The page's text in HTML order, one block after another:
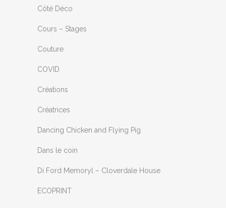
Côté Déco
Cours – Stages
Couture
COVID
Créations
Créatrices
Dancing Chicken and Flying Pig
Dans le coin
Di Ford Memoryl – Cloverdale House
ECOPRINT